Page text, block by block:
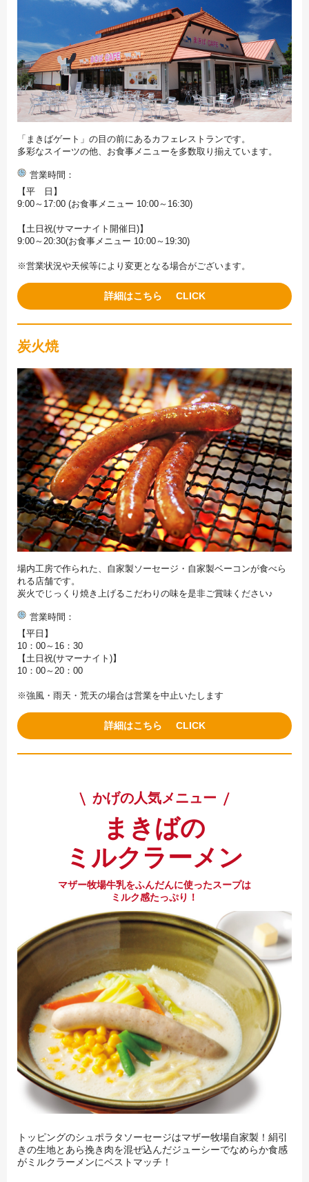
「まきばゲート」の目の前にあるカフェレストランです。
多彩なスイーツの他、お食事メニューを多数取り揃えています。
営業時間
【平 日】
9:00～17:00 (お食事メニュー 10:00～16:30)
【土日祝(サマーナイト開催日)】
9:00～20:30(お食事メニュー 10:00～19:30)
※営業状況や天候等により変更となる場合がございます。
詳細はこちら
炭火焼
場内工房で作られた、自家製ソーセージ・自家製ベーコンが食べら
れる店舗です。
炭火でじっくり焼き上げるこだわりの味を是非ご賞味ください♪
営業時間
【平日】
10：00～16：30
【土日祝(サマーナイト)】
10：00～20：00
※強風・雨天・荒天の場合は営業を中止いたします
詳細はこちら
かげの人気メニュー
まきばの
ミルクラーメン
マザー牧場牛乳をふんだんに使ったスープは
ミルク感たっぷり！
トッピングのシュポラタソーセージはマザー牧場自家製！絹引
きの生地とあら挽き肉を混ぜ込んだジューシーでなめらか食感
がミルクラーメンにベストマッチ！